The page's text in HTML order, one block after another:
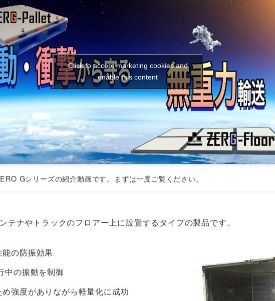
Click to accept marketing cookies and
enable this content
Gシリーズの紹介動画です。まずは一度ご覧ください。
テナやトラックのフロアー上に設置するタイプの製品です。
能の防振効果
中の振動を制御
強度がありながら軽量化に成功